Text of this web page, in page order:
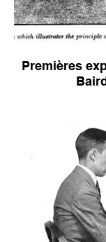
Premières